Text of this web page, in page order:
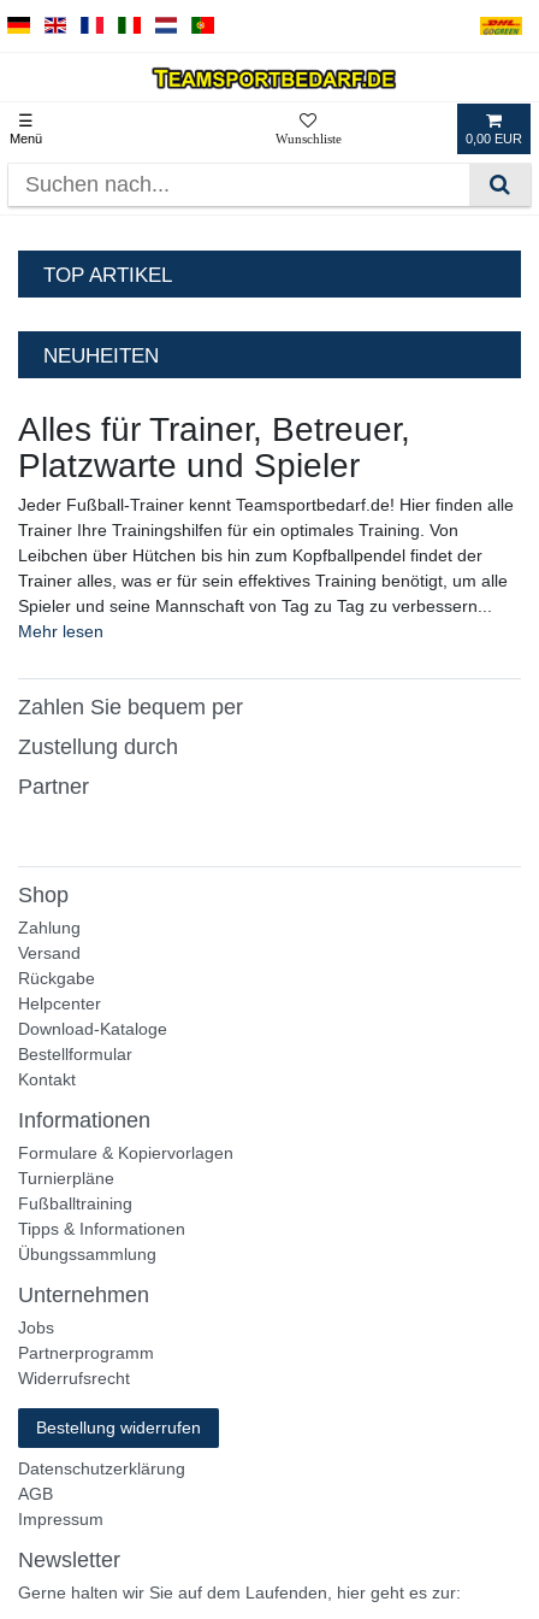
☰
Menü 0,00 EUR
TOP ARTIKEL
Teamsportbedarf.de Leibchen - 12
sofort lieferbar
1 Stück | 1,70 € / Stück
inkl. ges. MwSt. zzgl. Versandkosten
NEUHEITEN
Vereinsaufkleber (Outdoor-Qualität) -
12,90 € *
50 Stück | 0,26 € / Stück
Jeder Fußball-Trainer kennt Teamsportbedarf.de! Hier finden alle
Trainer Ihre Trainingshilfen für ein optimales Training. Von
Leibchen über Hütchen bis hin zum Kopfballpendel findet der
Trainer alles, was er für sein effektives Training benötigt, um alle
Spieler und seine Mannschaft von Tag zu Tag zu verbessern...
Mehr lesen
Zahlen Sie bequem per
Zustellung durch
Partner
Zahlung
Versand
Rückgabe
Helpcenter
Download-Kataloge
Bestellformular
Kontakt
Informationen
Formulare & Kopiervorlagen
Turnierpläne
Fußballtraining